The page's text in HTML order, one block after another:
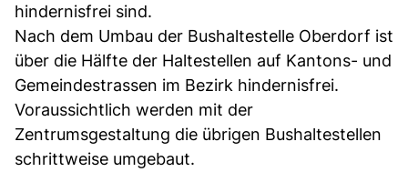
hindernisfrei sind.
Nach dem Umbau der Bushaltestelle Oberdorf ist
über die Hälfte der Haltestellen auf Kantons- und
Gemeindestrassen im Bezirk hindernisfrei.
Voraussichtlich werden mit der
Zentrumsgestaltung die übrigen Bushaltestellen
schrittweise umgebaut.